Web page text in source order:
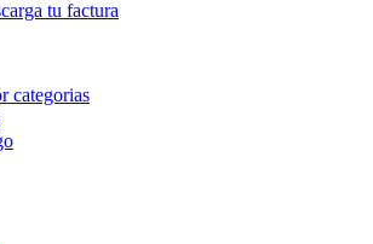
tu factura
categorias